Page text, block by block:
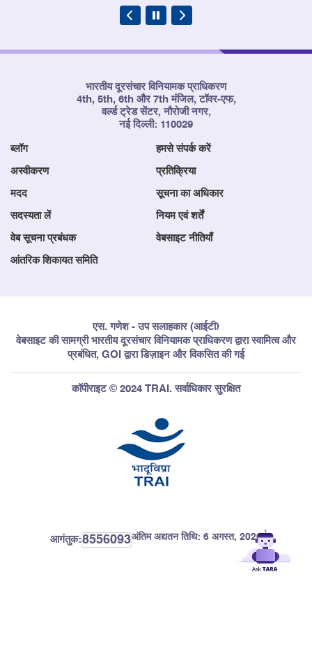
भारतीय दूरसंचार विनियामक प्राधिकरण
4th, 5th, 6th और 7th मंजिल, टॉवर-एफ,
वर्ल्ड ट्रेड सेंटर, नौरोजी नगर,
नई दिल्ली: 110029
ब्लॉग हमसे संपर्क करें
अस्वीकरण प्रतिक्रिया
मदद सूचना का अधिकार
सदस्यता लें नियम एवं शर्तें
वेब सूचना प्रबंधक वेबसाइट नीतियाँ
आंतरिक शिकायत समिति
एस. गणेश - उप सलाहकार (आईटी)
वेबसाइट की सामग्री भारतीय दूरसंचार विनियामक प्राधिकरण द्वारा स्वामित्व और
प्रबंधित, GOI द्वारा डिज़ाइन और विकसित की गई
कॉपीराइट © 2024 TRAI. सर्वाधिकार सुरक्षित
आगंतुक:8556093अंतिम अद्यतन तिथि: 6 अगस्त, 2026